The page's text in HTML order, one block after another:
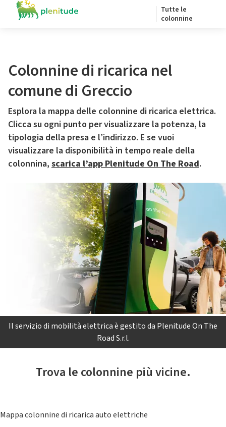
Tutte le
colonnine
Colonnine di ricarica nel
comune di Greccio
Esplora la mappa delle colonnine di ricarica elettrica.
Clicca su ogni punto per visualizzare la potenza, la
tipologia della presa e l’indirizzo. E se vuoi
visualizzare la disponibilità in tempo reale della
colonnina, scarica l’app Plenitude On The Road.
Il servizio di mobilità elettrica è gestito da Plenitude On The
Road S.r.l.
Trova le colonnine più vicine.
Mappa colonnine di ricarica auto elettriche